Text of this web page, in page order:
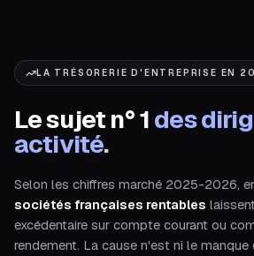
LA TRÉSORERIE D'ENTREPRISE EN
Le sujet n° 1des
activité.
Selon les chiffres marché 2025-2026,
sociétés françaises rentables
excédentaire sur compte courant ou
rendement. La cause n'est ni le